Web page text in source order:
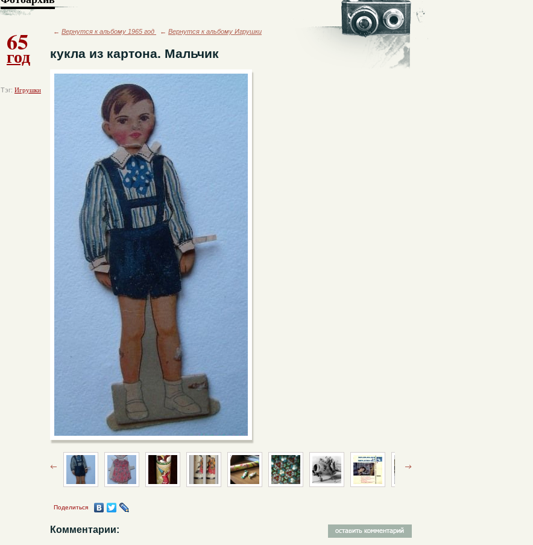
65
год
Тэг: Игрушки
← Вернутся к альбому 1965 год ← Вернутся к альбому Игрушки
кукла из картона. Мальчик
Поделиться
Комментарии: